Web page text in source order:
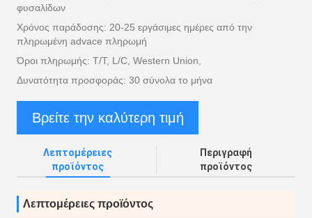
φυσαλίδων
Χρόνος παράδοσης: 20-25 εργάσιμες ημέρες από την
πληρωμένη advace πληρωμή
Όροι πληρωμής: T/T, L/C, Western Union,
Δυνατότητα προσφοράς: 30 σύνολα το μήνα
Βρείτε την καλύτερη τιμή
Λεπτομέρειες
προϊόντος
Περιγραφή
προϊόντος
Λεπτομέρειες προϊόντος